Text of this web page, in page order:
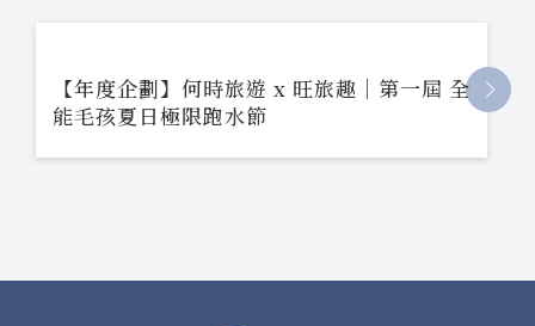
【年度企劃】何時旅遊 x 旺旅趣｜第一屆 全
能毛孩夏日極限跑水節